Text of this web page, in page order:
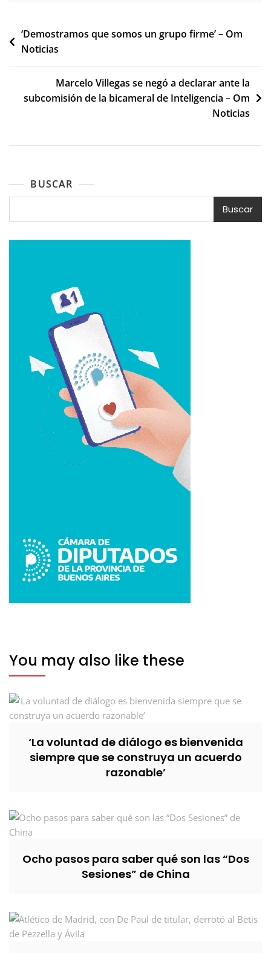
Navegación
de
‘Demostramos que somos un grupo firme’ – Om
Noticias
Marcelo Villegas se negó a declarar ante la
subcomisión de la bicameral de Inteligencia – Om
Noticias
BUSCAR
Buscar
You may also like these
‘La voluntad de diálogo es bienvenida
siempre que se construya un acuerdo
razonable’
Ocho pasos para saber qué son las “Dos
Sesiones” de China